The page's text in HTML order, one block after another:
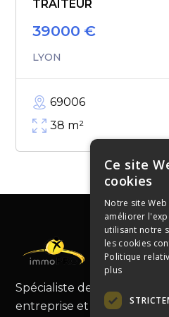
TRAITEUR
39000 €
LYON
69006
38 m²
Spécialiste de la cession
entreprise et murs
Ce site
cookies
Notre site
améliorer
utilisant notre
les cookies
Politique
plus